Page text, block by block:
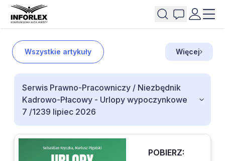
Wszystkie artykuły Więcej
Serwis Prawno-Pracowniczy / Niezbędnik
Kadrowo-Płacowy - Urlopy wypoczynkowe
7 /1239 lipiec 2026
POBIERZ: